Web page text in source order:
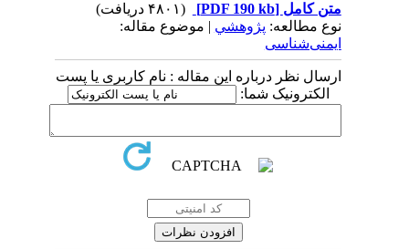
متن کامل[PDF 190 kb]
نوع مطالعه:پژوهشي| موضوع مقاله:
ایمنی‌شناسی
ارسال نظر درباره این مقاله : نام کاربری یا پست
الکترونیک شما: